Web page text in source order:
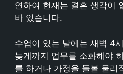
연하여 현재는 결혼 생각이
바 있습니다.
수업이 있는 날에는 새벽 4
늦게까지 업무를 소화해야
를 하거나 가정을 돌볼 물리